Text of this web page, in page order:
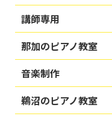
講師専用
那加のピアノ教室
音楽制作
鵜沼のピアノ教室